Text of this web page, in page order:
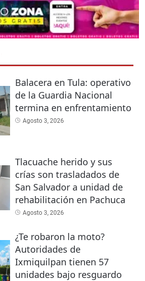
Balacera en Tula: operativo
de la Guardia Nacional
termina en enfrentamiento
Agosto 3, 2026
Tlacuache herido y sus
crías son trasladados de
San Salvador a unidad de
rehabilitación en Pachuca
Agosto 3, 2026
¿Te robaron la moto?
Autoridades de
Ixmiquilpan tienen 57
unidades bajo resguardo